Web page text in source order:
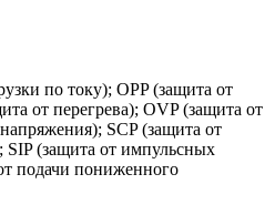
по току); OPP (защита от
от перегрева); OVP (защита от
SCP (защита от
SIP (защита от импульсных
подачи пониженного